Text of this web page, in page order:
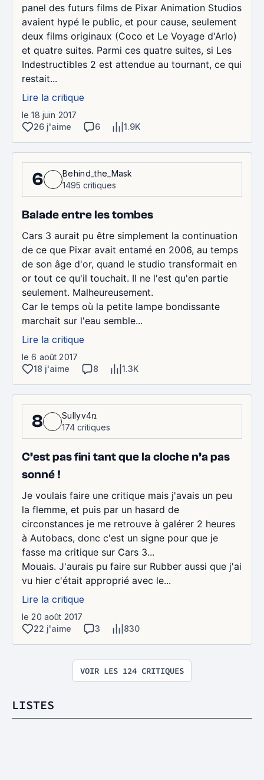
panel des futurs films de Pixar Animation Studios
avaient hypé le public, et pour cause, seulement
deux films originaux (Coco et Le Voyage d'Arlo)
et quatre suites. Parmi ces quatre suites, si Les
Indestructibles 2 est attendue au tournant, ce qui
restait...
Lire la critique
le 18 juin 2017
26 j'aime
6 1.9K
6
Behind_the_Mask
1495 critiques
Balade entre les tombes
Cars 3 aurait pu être simplement la continuation
de ce que Pixar avait entamé en 2006, au temps
de son âge d'or, quand le studio transformait en
or tout ce qu'il touchait. Il ne l'est qu'en partie
seulement. Malheureusement.
Car le temps où la petite lampe bondissante
marchait sur l'eau semble...
Lire la critique
le 6 août 2017
18 j'aime
8 1.3K
8
Sullyv4ռ
174 critiques
C’est pas fini tant que la cloche n’a pas
sonné !
Je voulais faire une critique mais j'avais un peu
la flemme, et puis par un hasard de
circonstances je me retrouve à galérer 2 heures
à Autobacs, donc c'est un signe pour que je
fasse ma critique sur Cars 3...
Mouais. J'aurais pu faire sur Rubber aussi que j'ai
vu hier c'était approprié avec le...
Lire la critique
le 20 août 2017
22 j'aime
3 830
VOIR LES 124 CRITIQUES
LISTES